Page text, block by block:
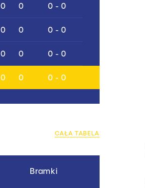
0 0 0 - 0
0 0 0 - 0
0 0 0 - 0
0 0 0 - 0
CAŁA TABELA
Bramki